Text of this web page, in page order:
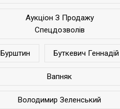
Аукціон З Продажу
Спецдозволів
Бурштин Буткевич Геннадій
Вапняк
Володимир Зеленський